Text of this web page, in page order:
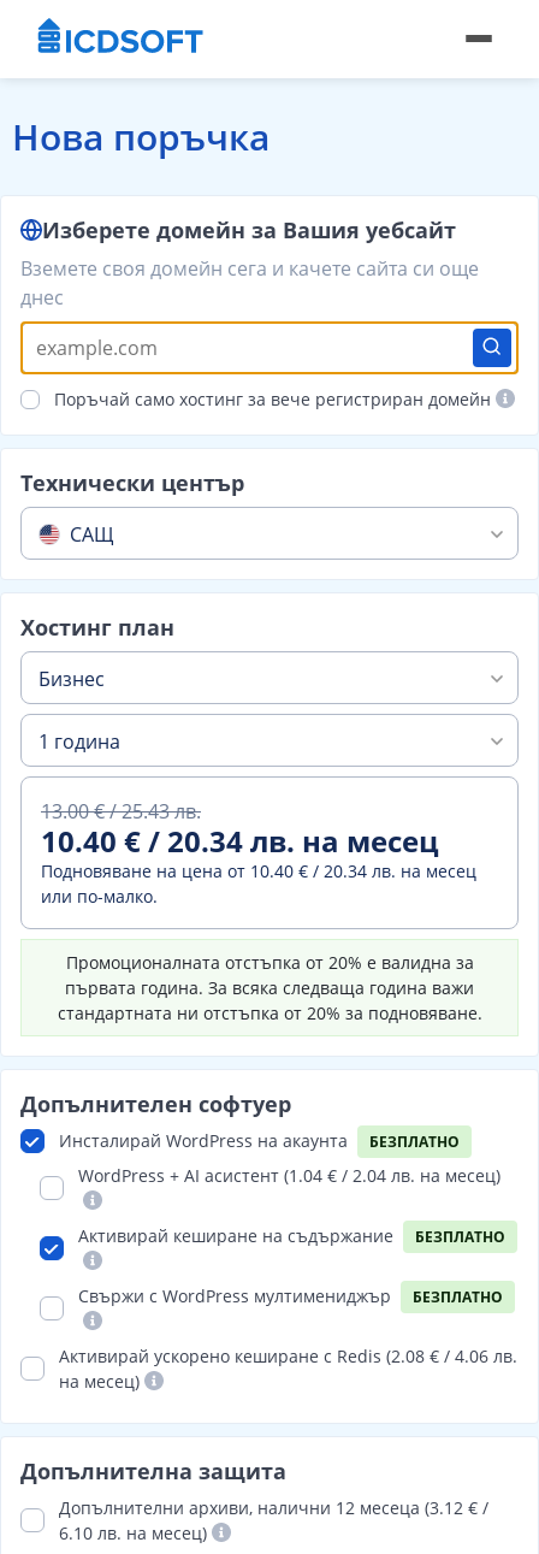
Нова поръчка
Изберете домейн за Вашия уебсайт
Вземете своя домейн сега и качете сайта си още
днес
Поръчай само хостинг за вече регистриран домейн
Технически център
САЩ
Хостинг план
Бизнес
1 година
13.00 € / 25.43 лв.
10.40 € / 20.34 лв. на месец
Подновяване на цена от 10.40 € / 20.34 лв. на месец
или по-малко.
Промоционалната отстъпка от 20% е валидна за
първата година. За всяка следваща година важи
стандартната ни отстъпка от 20% за подновяване.
Допълнителен софтуер
Инсталирай WordPress на акаунта БЕЗПЛАТНО
WordPress + AI асистент (1.04 € / 2.04 лв. на месец)
Активирай кеширане на съдържание БЕЗПЛАТНО
Свържи с WordPress мултимениджър БЕЗПЛАТНО
Активирай ускорено кеширане с Redis (2.08 € / 4.06 лв.
на месец)
Допълнителна защита
Допълнителни архиви, налични 12 месеца (3.12 € /
6.10 лв. на месец)